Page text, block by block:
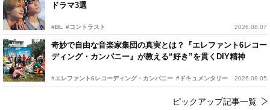
ドラマ3選
#BL #コントラスト 2026.08.07
奇妙で自由な音楽家集団の真実とは？『エレファント6レコー
ディング・カンパニー』が教える“好き”を貫くDIY精神
#エレファント6レコーディング・カンパニー #ドキュメンタリー 2026.08.05
ピックアップ記事一覧